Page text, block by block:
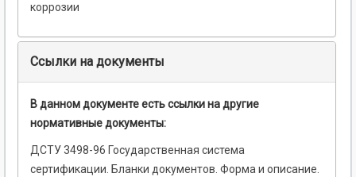
коррозии
Ссылки на документы
В данном документе есть ссылки на другие
нормативные документы:
ДСТУ 3498-96 Государственная система
сертификации. Бланки документов. Форма и описание.